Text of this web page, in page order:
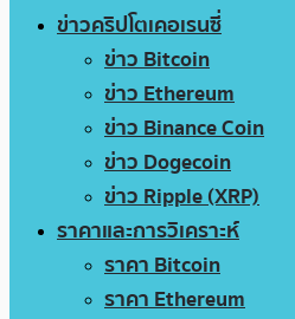
ข่าวคริปโตเคอเรนซี่
ข่าว Bitcoin
ข่าว Ethereum
ข่าว Binance Coin
ข่าว Dogecoin
ข่าว Ripple (XRP)
ราคาและการวิเคราะห์
ราคา Bitcoin
ราคา Ethereum